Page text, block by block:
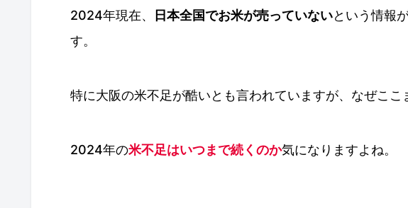
2024年現在、 日本全国でお米が売っていないという情報
す。
特に大阪の米不足が酷いとも言われていますが、なぜここ
2024年の米不足はいつまで続くのか気になりますよね。